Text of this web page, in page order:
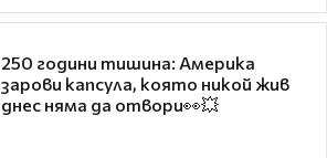
250 години тишина: Америка
зарови капсула, която никой жив
днес няма да отвори👀💥